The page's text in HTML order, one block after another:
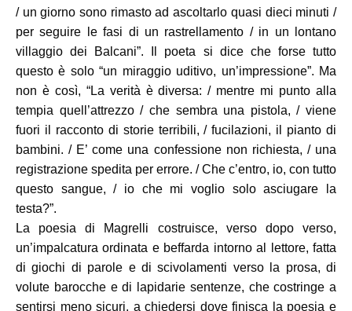
/ un giorno sono rimasto ad ascoltarlo quasi dieci minuti /
per seguire le fasi di un rastrellamento / in un lontano
villaggio dei Balcani”. Il poeta si dice che forse tutto
questo è solo “un miraggio uditivo, un’impressione”. Ma
non è così, “La verità è diversa: / mentre mi punto alla
tempia quell’attrezzo / che sembra una pistola, / viene
fuori il racconto di storie terribili, / fucilazioni, il pianto di
bambini. / E’ come una confessione non richiesta, / una
registrazione spedita per errore. / Che c’entro, io, con tutto
questo sangue, / io che mi voglio solo asciugare la
testa?”.
La poesia di Magrelli costruisce, verso dopo verso,
un’impalcatura ordinata e beffarda intorno al lettore, fatta
di giochi di parole e di scivolamenti verso la prosa, di
volute barocche e di lapidarie sentenze, che costringe a
sentirsi meno sicuri, a chiedersi dove finisca la poesia e